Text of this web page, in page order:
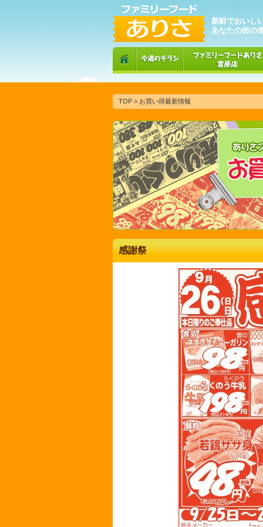
新鮮でおいし
あなたの街の
TOP > お買い得最新情報
感謝祭